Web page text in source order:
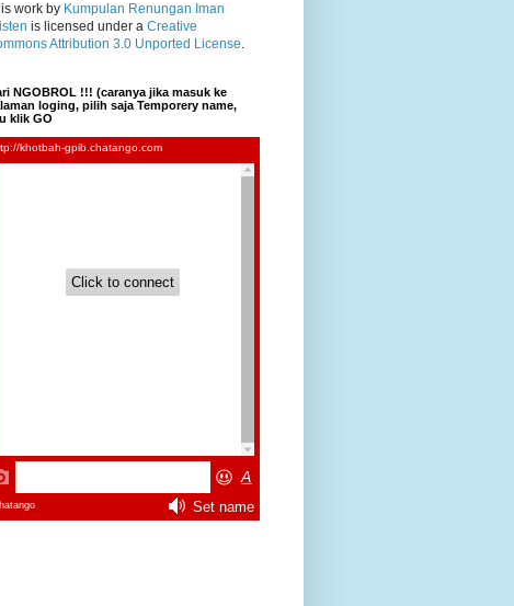
work by Kumpulan Renungan Iman
is licensed under a Creative
Attribution 3.0 Unported License.
NGOBROL !!! (caranya jika masuk ke
loging, pilih saja Temporery name,
klik GO